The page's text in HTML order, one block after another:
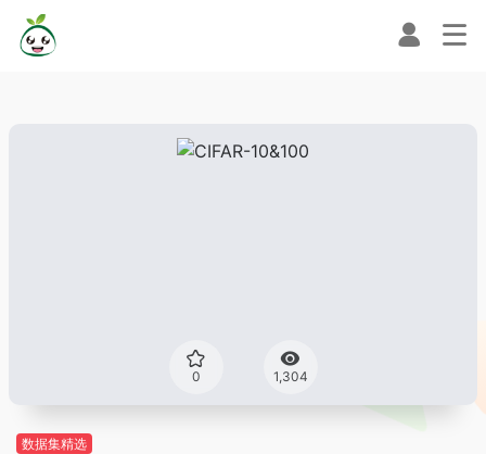
0 1,304
数据集精选